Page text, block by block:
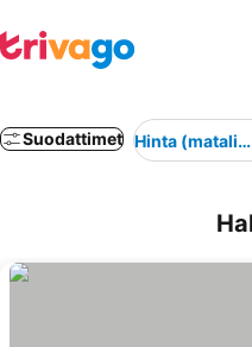
Suodattimet Hinta